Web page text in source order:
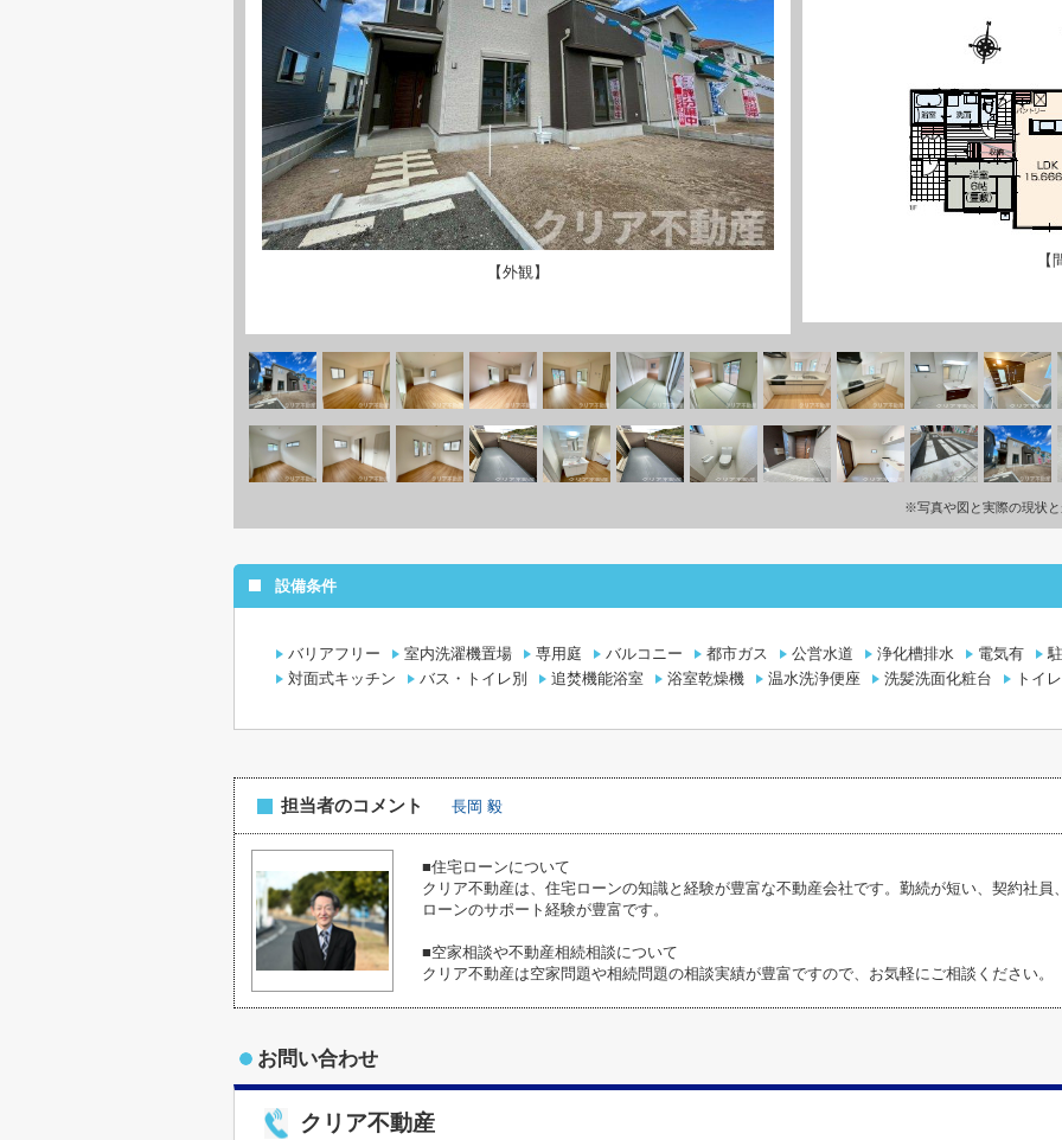
【外観】
【
※写真や図と実際の現状
設備条件
バリアフリー 室内洗濯機置場 専用庭 バルコニー 都市ガス 公営水道 浄化槽排水 電気有
対面式キッチン
バス・トイレ別 追焚機能浴室 浴室乾燥機 温水洗浄便座 洗髪洗面化粧台 トイ
担当者のコメント 長岡 毅
■住宅ローンについて
クリア不動産は、住宅ローンの知識と経験が豊富な不動産会社です。勤続が短い、契約社
ローンのサポート経験が豊富です。
■空家相談や不動産相続相談について
クリア不動産は空家問題や相続問題の相談実績が豊富ですので、お気軽にご相談ください。
お問い合わせ
クリア不動産